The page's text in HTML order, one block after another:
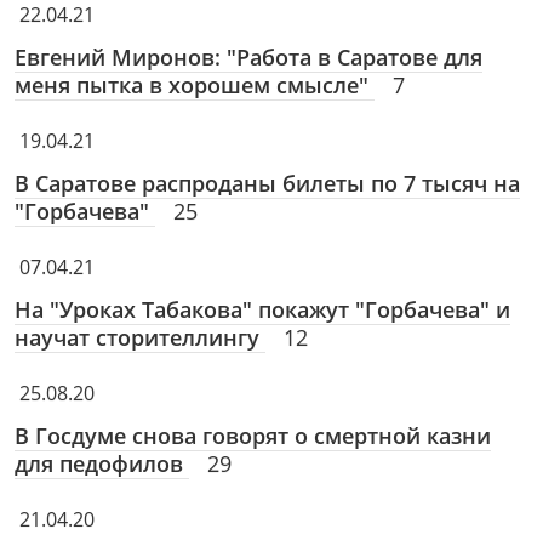
22.04.21
Евгений Миронов: "Работа в Саратове для
меня пытка в хорошем смысле"
7
19.04.21
В Саратове распроданы билеты по 7 тысяч на
"Горбачева"
25
07.04.21
На "Уроках Табакова" покажут "Горбачева" и
научат сторителлингу
12
25.08.20
В Госдуме снова говорят о смертной казни
для педофилов
29
21.04.20